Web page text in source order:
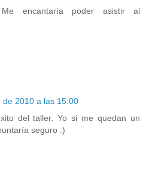
Me encantaría poder asistir al
2010 a las 15:00
del taller. Yo si me quedan un
seguro :)